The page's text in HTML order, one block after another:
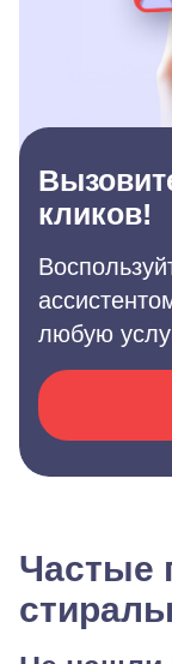
кликов!
любую
Частые